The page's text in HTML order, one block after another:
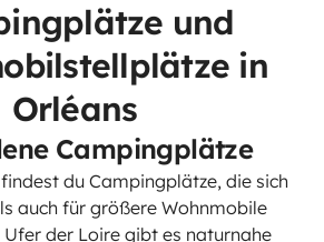
und
in
Orléans
Campingplätze
du Campingplätze, die sich
auch für größere Wohnmobile
der Loire gibt es naturnahe